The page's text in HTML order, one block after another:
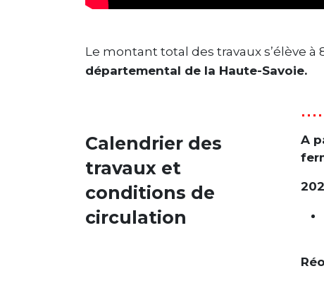
Le montant total des travaux s’élève à
départemental de la Haute-Savoie.
Calendrier des
travaux et
conditions de
circulation
A